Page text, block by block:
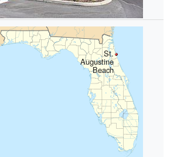
St.
Augustine
Beach